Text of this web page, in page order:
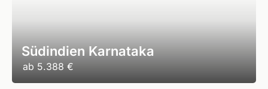
Südindien Karnataka
ab 5.388 €